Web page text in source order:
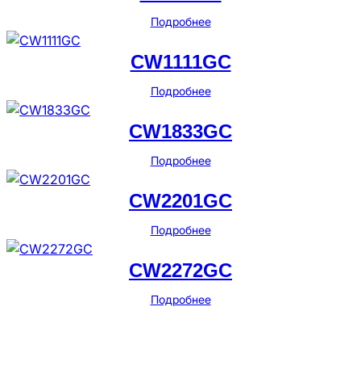
Подробнее
CW1111GC
Подробнее
CW1833GC
Подробнее
CW2201GC
Подробнее
CW2272GC
Подробнее